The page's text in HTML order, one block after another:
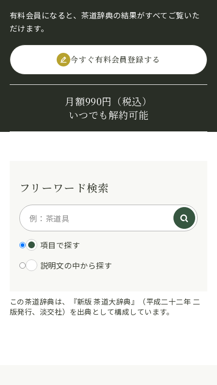
有料会員になると、茶道辞典の結果がすべてご覧いた
だけます。
今すぐ有料会員登録する
月額990円（税込）
いつでも解約可能
フリーワード検索
項目で探す
説明文の中から探す
この茶道辞典は、『新版 茶道大辞典』（平成二十二年 二
版発行、淡交社）を出典として構成しています。